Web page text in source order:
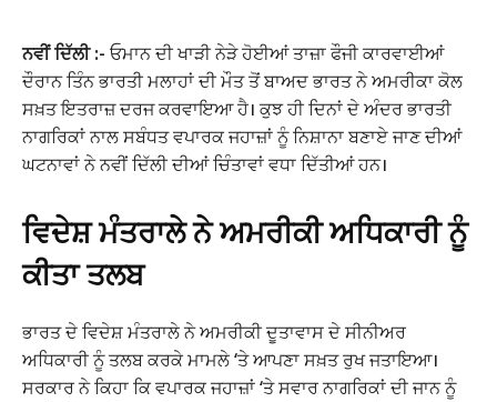
ਨਵੀਂ ਦਿੱਲੀ :- ਓਮਾਨ ਦੀ ਖਾੜੀ ਨੇੜੇ ਹੋਈਆਂ ਤਾਜ਼ਾ ਫੌਜੀ ਕਾਰਵਾਈਆਂ
ਦੌਰਾਨ ਤਿੰਨ ਭਾਰਤੀ ਮਲਾਹਾਂ ਦੀ ਮੌਤ ਤੋਂ ਬਾਅਦ ਭਾਰਤ ਨੇ ਅਮਰੀਕਾ ਕੋਲ
ਸਖ਼ਤ ਇਤਰਾਜ਼ ਦਰਜ ਕਰਵਾਇਆ ਹੈ। ਕੁਝ ਹੀ ਦਿਨਾਂ ਦੇ ਅੰਦਰ ਭਾਰਤੀ
ਨਾਗਰਿਕਾਂ ਨਾਲ ਸਬੰਧਤ ਵਪਾਰਕ ਜਹਾਜ਼ਾਂ ਨੂੰ ਨਿਸ਼ਾਨਾ ਬਣਾਏ ਜਾਣ ਦੀਆਂ
ਘਟਨਾਵਾਂ ਨੇ ਨਵੀਂ ਦਿੱਲੀ ਦੀਆਂ ਚਿੰਤਾਵਾਂ ਵਧਾ ਦਿੱਤੀਆਂ ਹਨ।
ਵਿਦੇਸ਼ ਮੰਤਰਾਲੇ ਨੇ ਅਮਰੀਕੀ ਅਧਿਕਾਰੀ ਨੂੰ
ਕੀਤਾ ਤਲਬ
ਭਾਰਤ ਦੇ ਵਿਦੇਸ਼ ਮੰਤਰਾਲੇ ਨੇ ਅਮਰੀਕੀ ਦੂਤਾਵਾਸ ਦੇ ਸੀਨੀਅਰ
ਅਧਿਕਾਰੀ ਨੂੰ ਤਲਬ ਕਰਕੇ ਮਾਮਲੇ ‘ਤੇ ਆਪਣਾ ਸਖ਼ਤ ਰੁਖ ਜਤਾਇਆ।
ਸਰਕਾਰ ਨੇ ਕਿਹਾ ਕਿ ਵਪਾਰਕ ਜਹਾਜ਼ਾਂ ‘ਤੇ ਸਵਾਰ ਨਾਗਰਿਕਾਂ ਦੀ ਜਾਨ ਨੂੰ